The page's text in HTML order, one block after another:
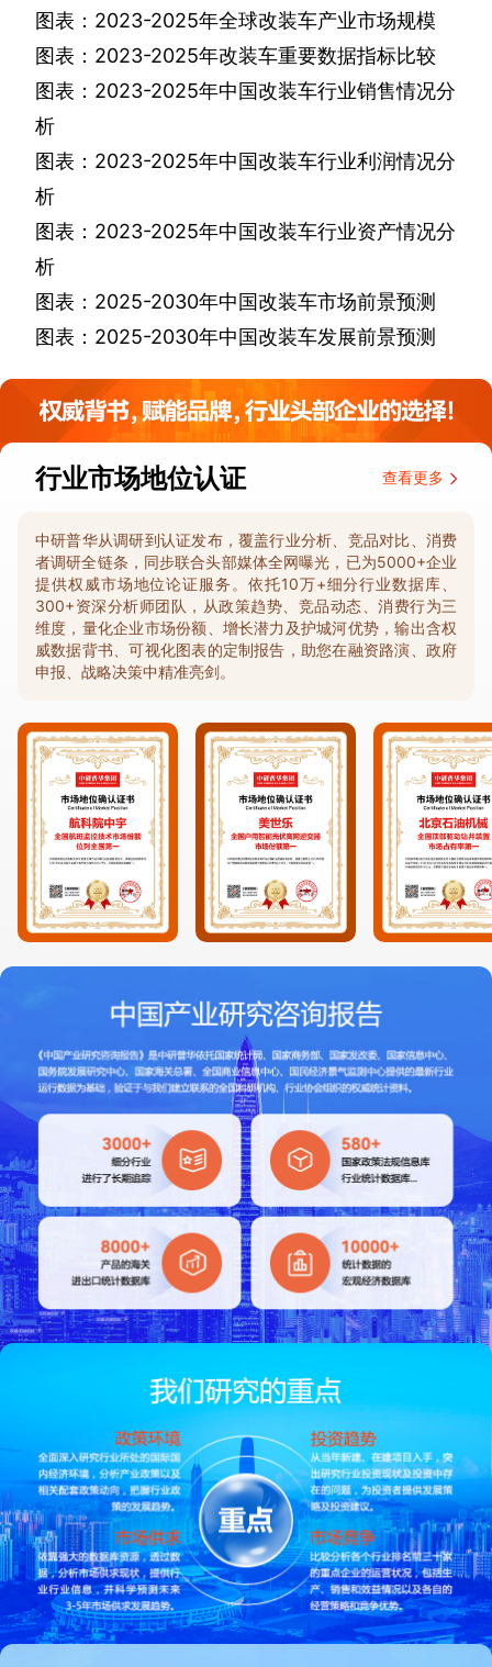
图表： 2023-2025年全球改装车产业市场规模
图表： 2023-2025年改装车重要数据指标比较
图表： 2023-2025年中国改装车行业销售情况分
析
图表： 2023-2025年中国改装车行业利润情况分
析
图表： 2023-2025年中国改装车行业资产情况分
析
图表： 2025-2030年中国改装车市场前景预测
图表： 2025-2030年中国改装车发展前景预测
行业市场地位认证 查看更多
中研普华从调研到认证发布，覆盖行业分析、竞品对比、消费
者调研全链条，同步联合头部媒体全网曝光，已为5000+企业
提供权威市场地位论证服务。依托10万+细分行业数据库、
300+资深分析师团队，从政策趋势、竞品动态、消费行为三
维度，量化企业市场份额、增长潜力及护城河优势，输出含权
威数据背书、可视化图表的定制报告，助您在融资路演、政府
申报、战略决策中精准亮剑。